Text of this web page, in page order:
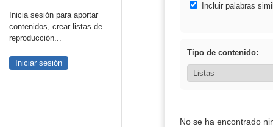
Inicia sesión para aportar
contenidos, crear listas de
reproducción...
Iniciar sesión
Incluir palabras
Tipo de contenido:
No se ha encontrado